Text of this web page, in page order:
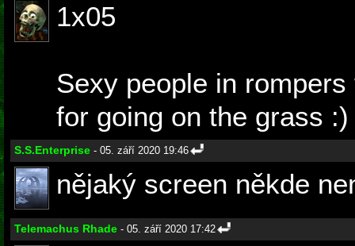
1x05
Sexy people in
for going on the grass :)
S.S.Enterprise - 05. září 2020 19:46
nějaký screen někde
Telemachus Rhade - 05. září 2020 17:42